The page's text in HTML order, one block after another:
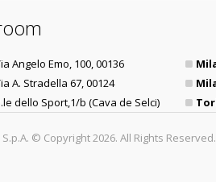
Angelo Emo, 100, 00136
A. Stradella 67, 00124
dello Sport,1/b (Cava de Selci)
© Copyright 2026. All Rights Reserved.